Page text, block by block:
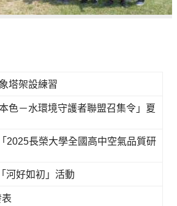
塔架設練習
色－水環境守護者聯盟召集令」夏
2025長榮大學全國高中空氣品質研
河好如初」活動